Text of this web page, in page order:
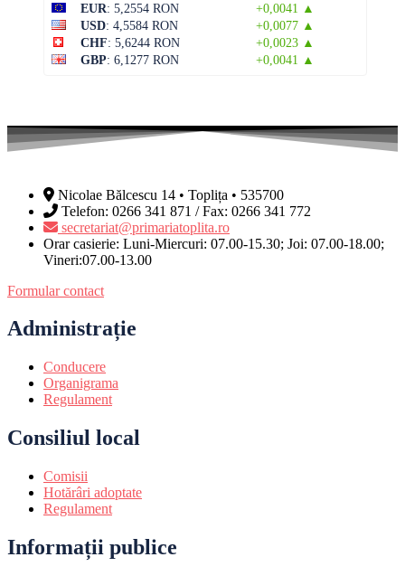
EUR: 5,2554 RON
+0,0041 ▲
USD: 4,5584 RON
+0,0077 ▲
CHF: 5,6244 RON
+0,0023 ▲
GBP: 6,1277 RON +0,0041 ▲
Nicolae Bălcescu 14 • Toplița • 535700
Telefon: 0266 341 871 / Fax: 0266 341 772
secretariat@primariatoplita.ro
Orar casierie: Luni-Miercuri: 07.00-15.30; Joi: 07.00-18.00;
Vineri:07.00-13.00
Formular contact
Administrație
Conducere
Organigrama
Regulament
Consiliul local
Comisii
Hotărâri adoptate
Regulament
Informații publice